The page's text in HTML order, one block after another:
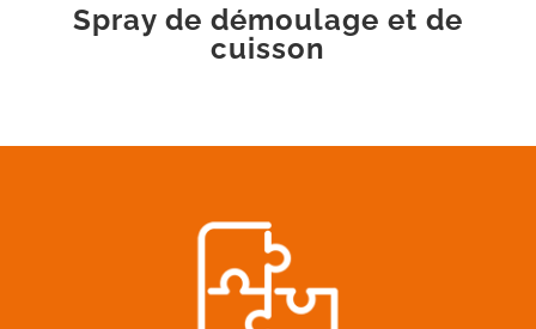
Spray de démoulage et de
cuisson